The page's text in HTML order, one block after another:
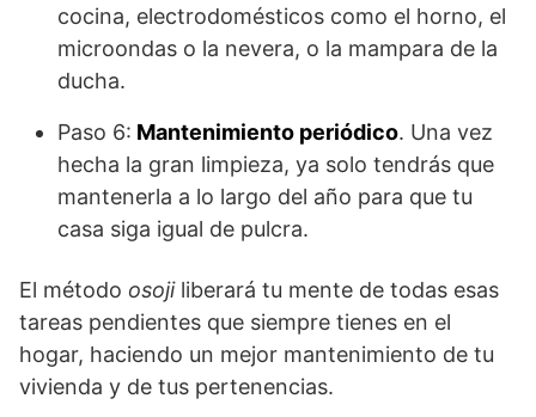
cocina, electrodomésticos como el horno, el
microondas o la nevera, o la mampara de la
ducha.
Paso 6: Mantenimiento periódico. Una vez
hecha la gran limpieza, ya solo tendrás que
mantenerla a lo largo del año para que tu
casa siga igual de pulcra.
El método osojiliberará tu mente de todas esas
tareas pendientes que siempre tienes en el
hogar, haciendo un mejor mantenimiento de tu
vivienda y de tus pertenencias.